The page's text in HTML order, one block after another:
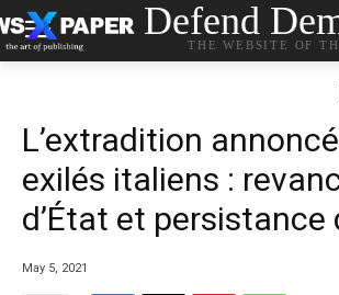
Defend
THE WEBSITE OF
L’extradition
exilés italiens :
d’État et persistance
May 5, 2021